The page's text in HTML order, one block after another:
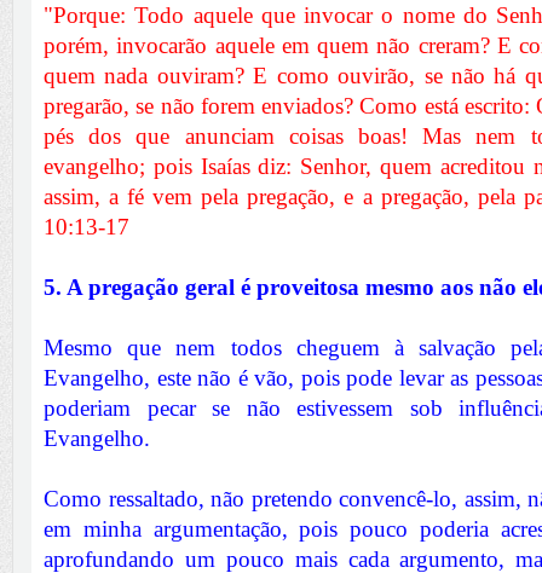
"Porque: Todo aquele que invocar o nome do
porém, invocarão aquele em quem não creram? E
quem nada ouviram? E como ouvirão, se não há
pregarão, se não forem enviados? Como está escrito:
pés dos que anunciam coisas boas! Mas nem
evangelho; pois Isaías diz: Senhor, quem acreditou
assim, a fé vem pela pregação, e a pregação, pela
10:13-17
5. A pregação geral é proveitosa mesmo aos não
Mesmo que nem todos cheguem à salvação
Evangelho, este não é vão, pois pode levar as
poderiam pecar se não estivessem sob
Evangelho.
Como ressaltado, não pretendo convencê-lo, assim,
em minha argumentação, pois pouco poderia
aprofundando um pouco mais cada argumento,